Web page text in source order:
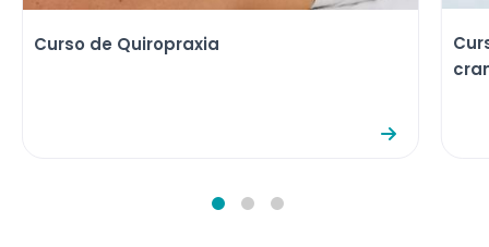
Curso de Quiropraxia